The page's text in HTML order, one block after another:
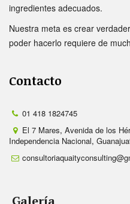
ingredientes adecuados.
Nuestra meta es crear
poder hacerlo requiere de
Contacto
01 418 1824745
El 7 Mares, Avenida de los
Independencia Nacional,
Galería